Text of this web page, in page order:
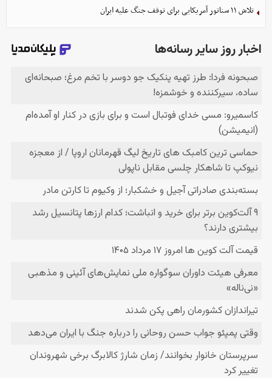
تلاش ۱۱ سناتور آمریکایی برای توقف جنگ علیه ایران